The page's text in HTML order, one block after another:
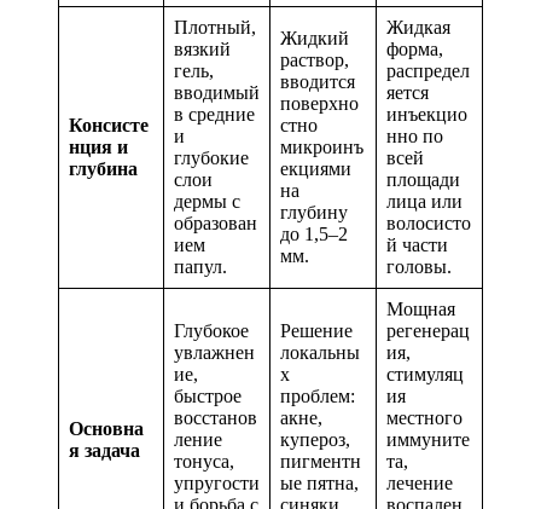
Консисте
нция и
глубина
Плотный,
вязкий
гель,
вводимый
в средние
и
глубокие
слои
дермы с
образован
ием
папул.
Жидкий
раствор,
вводится
поверхно
стно
микроинъ
екциями
на
глубину
до 1,5–2
мм.
Жидкая
форма,
распредел
яется
инъекцио
нно по
всей
площади
лица или
волосисто
й части
головы.
Основна
я задача
Глубокое
увлажнен
ие,
быстрое
восстанов
ление
тонуса,
упругости
Решение
локальны
х
проблем:
акне,
купероз,
пигментн
ые пятна,
Мощная
регенерац
ия,
стимуляц
ия
местного
иммуните
та,
лечение